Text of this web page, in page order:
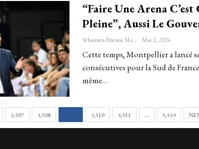
“Faire Une Arena
Pleine”, Aussi Le
Sébastien-Étienne Marechal Mar 2, 2026
Cette temps, Montpellier a lancé
consécutives pour la Sud de
même…
3,507 3,508 3,510 3,511 … 5,529